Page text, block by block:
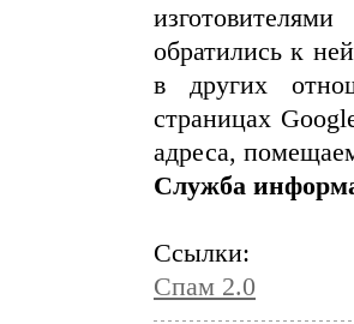
обратились к
в других
страницах
адреса,
Служба
Ссылки:
Спам 2.0